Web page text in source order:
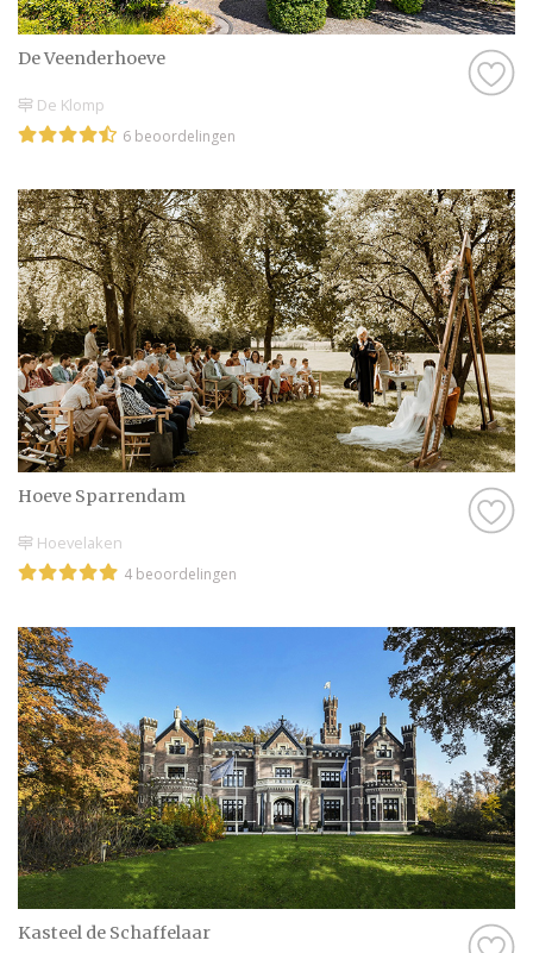
De Veenderhoeve
De Klomp
6 beoordelingen
Hoeve Sparrendam
Hoevelaken
4 beoordelingen
Kasteel de Schaffelaar